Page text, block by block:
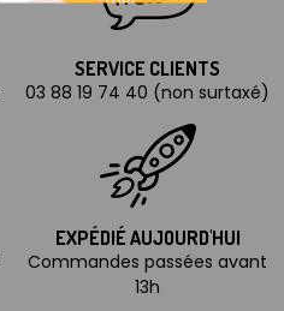
SERVICE CLIENTS
03 88 19 74 40 (non surtaxé)
EXPÉDIÉ AUJOURD'HUI
Commandes passées avant
13h